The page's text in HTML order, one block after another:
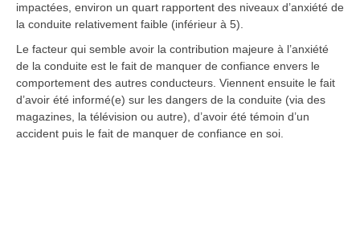
impactées, environ un quart rapportent des niveaux d’anxiété de
la conduite relativement faible (inférieur à 5).
Le facteur qui semble avoir la contribution majeure à l’anxiété
de la conduite est le fait de manquer de confiance envers le
comportement des autres conducteurs. Viennent ensuite le fait
d’avoir été informé(e) sur les dangers de la conduite (via des
magazines, la télévision ou autre), d’avoir été témoin d’un
accident puis le fait de manquer de confiance en soi.